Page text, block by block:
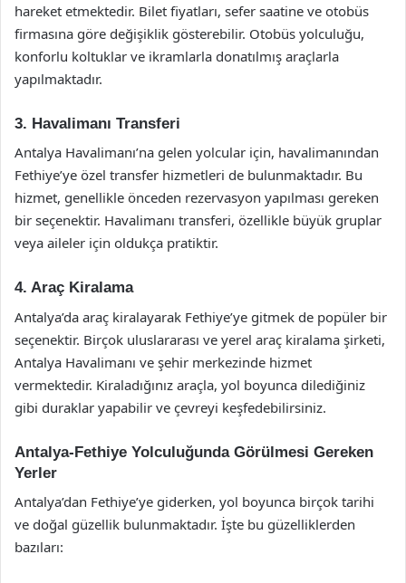
hareket etmektedir. Bilet fiyatları, sefer saatine ve otobüs
firmasına göre değişiklik gösterebilir. Otobüs yolculuğu,
konforlu koltuklar ve ikramlarla donatılmış araçlarla
yapılmaktadır.
3. Havalimanı Transferi
Antalya Havalimanı’na gelen yolcular için, havalimanından
Fethiye’ye özel transfer hizmetleri de bulunmaktadır. Bu
hizmet, genellikle önceden rezervasyon yapılması gereken
bir seçenektir. Havalimanı transferi, özellikle büyük gruplar
veya aileler için oldukça pratiktir.
4. Araç Kiralama
Antalya’da araç kiralayarak Fethiye’ye gitmek de popüler bir
seçenektir. Birçok uluslararası ve yerel araç kiralama şirketi,
Antalya Havalimanı ve şehir merkezinde hizmet
vermektedir. Kiraladığınız araçla, yol boyunca dilediğiniz
gibi duraklar yapabilir ve çevreyi keşfedebilirsiniz.
Antalya-Fethiye Yolculuğunda Görülmesi Gereken
Yerler
Antalya’dan Fethiye’ye giderken, yol boyunca birçok tarihi
ve doğal güzellik bulunmaktadır. İşte bu güzelliklerden
bazıları: